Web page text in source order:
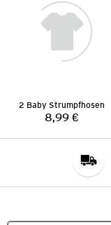
2 Baby Strumpfhosen
Preis:
8,99 €